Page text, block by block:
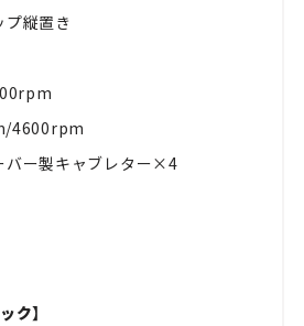
プ縦置き
4600rpm
バー製キャブレター×4
ク】